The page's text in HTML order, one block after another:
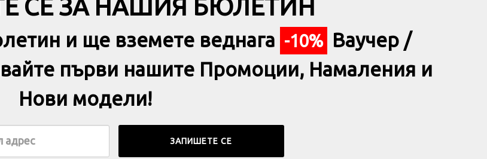
СЕ ЗА НАШИЯ БЮЛЕТИН
и ще вземете веднага -10% Ваучер /
първи нашите Промоции, Намаления и
Нови модели!